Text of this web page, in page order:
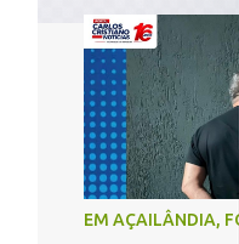
EM AÇAILÂNDIA,